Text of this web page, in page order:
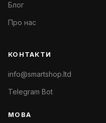
Блог
Про нас
КОНТАКТИ
info@smartshop.ltd
Telegram Bot
МОВА